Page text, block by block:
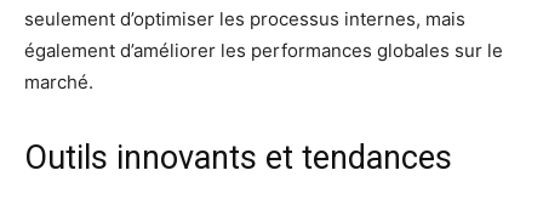
seulement d’optimiser les processus internes, mais
également d’améliorer les performances globales sur le
marché.
Outils innovants et tendances